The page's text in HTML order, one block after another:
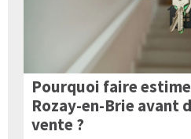
Pourquoi faire
Rozay-en-Brie avant
vente ?